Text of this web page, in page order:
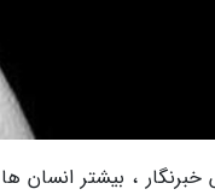
خبرنگار ، بیشتر